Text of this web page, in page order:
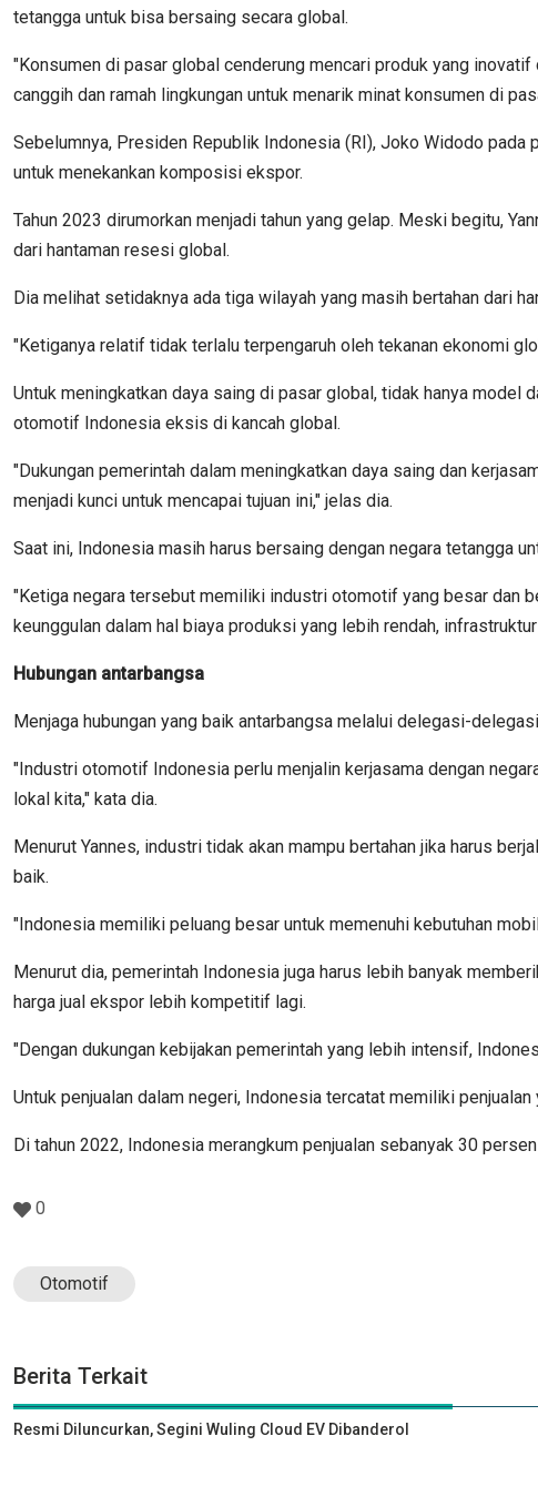
tetangga untuk bisa bersaing secara global.
"Konsumen di pasar global cenderung mencari produk yang
canggih dan ramah lingkungan untuk menarik minat konsumen di
Sebelumnya, Presiden Republik Indonesia (RI), Joko Widodo
untuk menekankan komposisi ekspor.
Tahun 2023 dirumorkan menjadi tahun yang gelap. Meski begitu,
dari hantaman resesi global.
Dia melihat setidaknya ada tiga wilayah yang masih bertahan dari
"Ketiganya relatif tidak terlalu terpengaruh oleh tekanan ekonomi
Untuk meningkatkan daya saing di pasar global, tidak hanya model
otomotif Indonesia eksis di kancah global.
"Dukungan pemerintah dalam meningkatkan daya saing dan
menjadi kunci untuk mencapai tujuan ini," jelas dia.
Saat ini, Indonesia masih harus bersaing dengan negara tetangga
"Ketiga negara tersebut memiliki industri otomotif yang besar dan
keunggulan dalam hal biaya produksi yang lebih rendah,
Hubungan antarbangsa
Menjaga hubungan yang baik antarbangsa melalui delegasi-
"Industri otomotif Indonesia perlu menjalin kerjasama dengan
lokal kita," kata dia.
Menurut Yannes, industri tidak akan mampu bertahan jika harus
baik.
"Indonesia memiliki peluang besar untuk memenuhi kebutuhan
Menurut dia, pemerintah Indonesia juga harus lebih banyak
harga jual ekspor lebih kompetitif lagi.
"Dengan dukungan kebijakan pemerintah yang lebih intensif,
Untuk penjualan dalam negeri, Indonesia tercatat memiliki
Di tahun 2022, Indonesia merangkum penjualan sebanyak 30
0
Otomotif
Berita Terkait
Resmi Diluncurkan, Segini Wuling Cloud EV Dibanderol